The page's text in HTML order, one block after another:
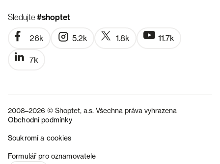
Sledujte#shoptet
26k 5.2k 1.8k 11.7k
7k
2008–2026 © Shoptet, a.s. Všechna práva vyhrazena
Obchodní podmínky
Soukromí a cookies
Formulář pro oznamovatele